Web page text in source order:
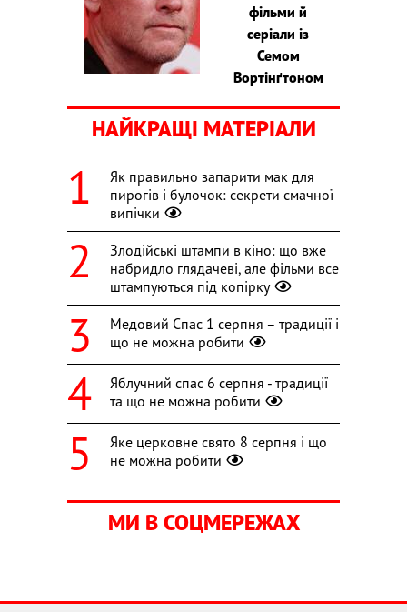
фільми й
серіали із
Семом
Вортінґтоном
НАЙКРАЩІ МАТЕРІАЛИ
Як правильно запарити мак для
пирогів і булочок: секрети смачної
випічки
Злодійські штампи в кіно: що вже
набридло глядачеві, але фільми все
штампуються під копірку
Медовий Спас 1 серпня – традиції і
що не можна робити
Яблучний спас 6 серпня - традиції
та що не можна робити
Яке церковне свято 8 серпня і що
не можна робити
МИ В СОЦМЕРЕЖАХ